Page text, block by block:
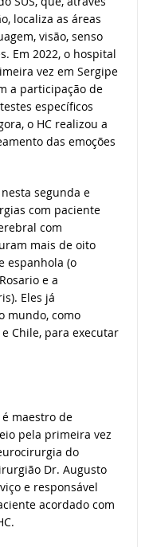
localiza as áreas
visão, senso
Em 2022, o hospital
vez em Sergipe
a participação de
específicos
o HC realizou a
das emoções
segunda e
com paciente
com
mais de oito
espanhola (o
e a
Eles já
mundo, como
Chile, para executar
maestro de
pela primeira vez
do
Dr. Augusto
e responsável
acordado com